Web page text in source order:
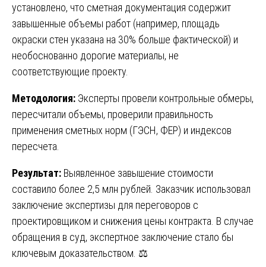
установлено, что сметная документация содержит
завышенные объемы работ (например, площадь
окраски стен указана на 30% больше фактической) и
необоснованно дорогие материалы, не
соответствующие проекту.
Методология: Эксперты провели контрольные обмеры,
пересчитали объемы, проверили правильность
применения сметных норм (ГЭСН, ФЕР) и индексов
пересчета.
Результат: Выявленное завышение стоимости
составило более 2,5 млн рублей. Заказчик использовал
заключение экспертизы для переговоров с
проектировщиком и снижения цены контракта. В случае
обращения в суд, экспертное заключение стало бы
ключевым доказательством. ⚖️